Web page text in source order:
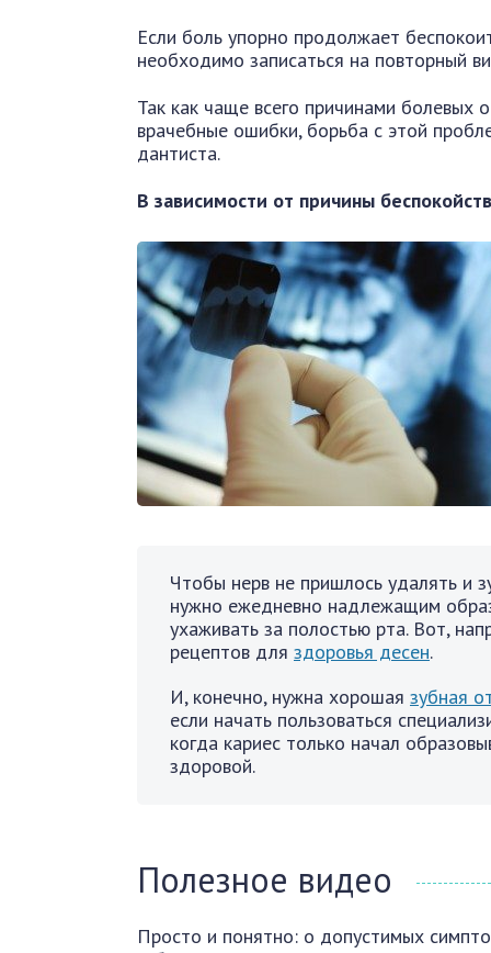
Если боль упорно продолжает
необходимо записаться на повторный
Так как чаще всего причинами болевых
врачебные ошибки, борьба с этой
дантиста.
В зависимости от причины
Чтобы нерв не пришлось удалять и
нужно ежедневно надлежащим
ухаживать за полостью рта. Вот,
рецептов для здоровья десен.
И, конечно, нужна хорошая зубная
если начать пользоваться
когда кариес только начал
здоровой.
Полезное видео
Просто и понятно: о допустимых